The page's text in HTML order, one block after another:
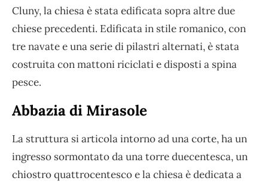
Cluny, la chiesa è stata edificata sopra altre due
chiese precedenti. Edificata in stile romanico, con
tre navate e una serie di pilastri alternati, è stata
costruita con mattoni riciclati e disposti a spina
pesce.
Abbazia di Mirasole
La struttura si articola intorno ad una corte, ha un
ingresso sormontato da una torre duecentesca, un
chiostro quattrocentesco e la chiesa è dedicata a